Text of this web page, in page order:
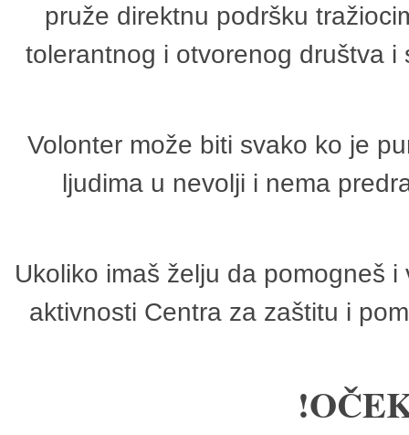
pruže direktnu podršku
tolerantnog i otvorenog društva
Volonter može biti svako ko je
ljudima u nevolji i nema
Ukoliko imaš želju da pomogneš
aktivnosti Centra za zaštitu i